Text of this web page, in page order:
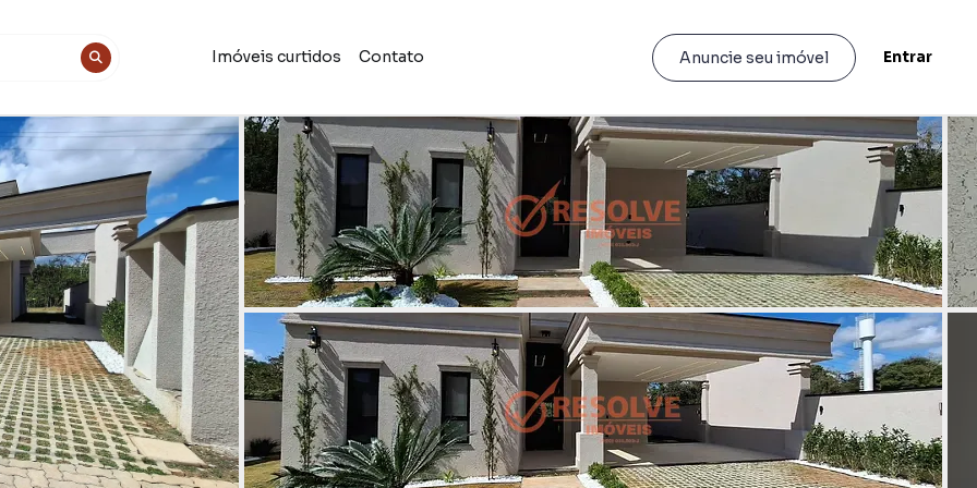
Imóveis curtidos Contato Anuncie seu imóvel Entrar